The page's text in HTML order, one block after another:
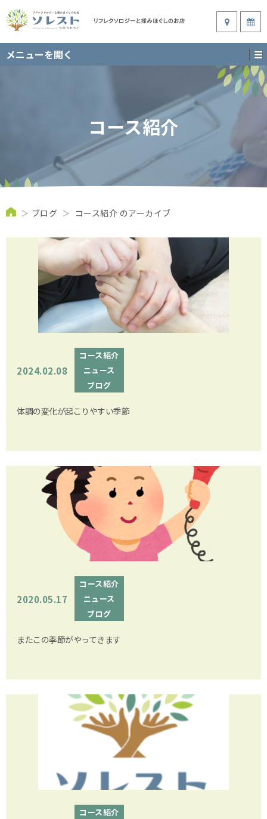
メニューを開く
コース紹介
＞ ブログ ＞ コース紹介 のアーカイブ
2024.02.08
コース紹介
ニュース
ブログ
体調の変化が起こりやすい季節
2020.05.17
コース紹介
ニュース
ブログ
またこの季節がやってきます
コース紹介